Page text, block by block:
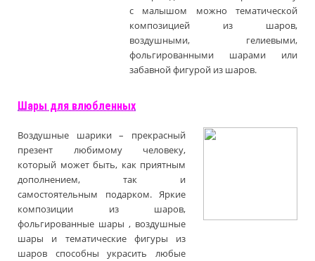
с малышом можно тематической
композицией из шаров,
воздушными, гелиевыми,
фольгированными шарами или
забавной фигурой из шаров.
Шары для влюбленных
Воздушные шарики – прекрасный
презент любимому человеку,
который может быть, как приятным
дополнением, так и
самостоятельным подарком. Яркие
композиции из шаров,
фольгированные шары , воздушные
шары и тематические фигуры из
шаров способны украсить любые